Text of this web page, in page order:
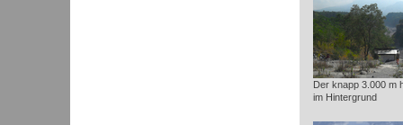
Der knapp 3.000 m
im Hintergrund